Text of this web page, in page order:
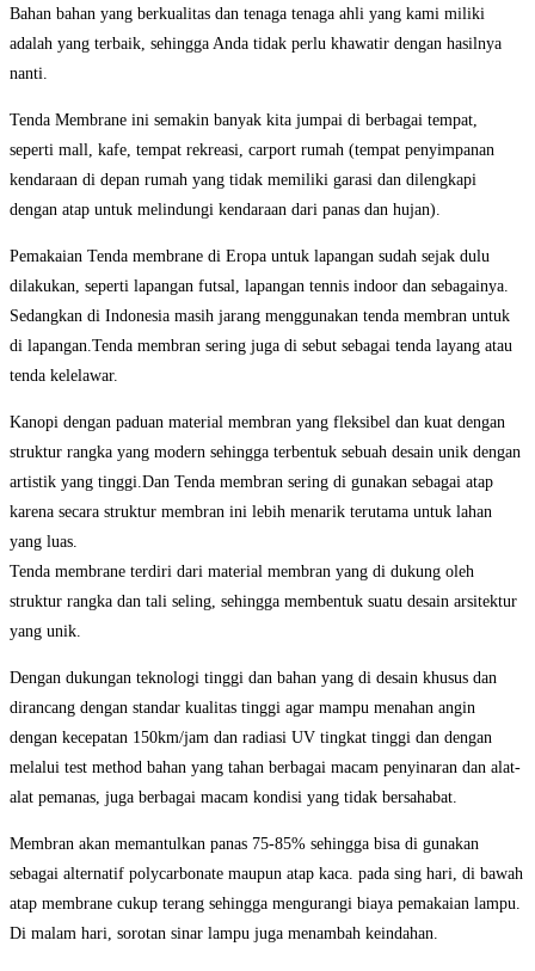
Bahan bahan yang berkualitas dan tenaga tenaga ahli yang kami miliki
adalah yang terbaik, sehingga Anda tidak perlu khawatir dengan hasilnya
nanti.
Tenda Membrane ini semakin banyak kita jumpai di berbagai tempat,
seperti mall, kafe, tempat rekreasi, carport rumah (tempat penyimpanan
kendaraan di depan rumah yang tidak memiliki garasi dan dilengkapi
dengan atap untuk melindungi kendaraan dari panas dan hujan).
Pemakaian Tenda membrane di Eropa untuk lapangan sudah sejak dulu
dilakukan, seperti lapangan futsal, lapangan tennis indoor dan sebagainya.
Sedangkan di Indonesia masih jarang menggunakan tenda membran untuk
di lapangan.Tenda membran sering juga di sebut sebagai tenda layang atau
tenda kelelawar.
Kanopi dengan paduan material membran yang fleksibel dan kuat dengan
struktur rangka yang modern sehingga terbentuk sebuah desain unik dengan
artistik yang tinggi.Dan Tenda membran sering di gunakan sebagai atap
karena secara struktur membran ini lebih menarik terutama untuk lahan
yang luas.
Tenda membrane terdiri dari material membran yang di dukung oleh
struktur rangka dan tali seling, sehingga membentuk suatu desain arsitektur
yang unik.
Dengan dukungan teknologi tinggi dan bahan yang di desain khusus dan
dirancang dengan standar kualitas tinggi agar mampu menahan angin
dengan kecepatan 150km/jam dan radiasi UV tingkat tinggi dan dengan
melalui test method bahan yang tahan berbagai macam penyinaran dan alat-
alat pemanas, juga berbagai macam kondisi yang tidak bersahabat.
Membran akan memantulkan panas 75-85% sehingga bisa di gunakan
sebagai alternatif polycarbonate maupun atap kaca. pada sing hari, di bawah
atap membrane cukup terang sehingga mengurangi biaya pemakaian lampu.
Di malam hari, sorotan sinar lampu juga menambah keindahan.